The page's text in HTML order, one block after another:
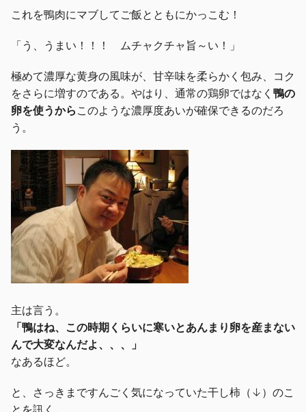
これを鴨肉にマブしてご飯とともにかっこむ！
「う、うまい！！！ ムチャクチャ旨～い！」
極めて濃厚な黄身の風味が、甘辛味を柔らかく包み、コク
をさらに増すのである。やはり、通常の鶏卵ではなく 鴨の
卵を使うから このような濃厚度あいが確保できるのだろ
う。
主は言う。
「鴨はね、この時期くらいに寒いとあんまり卵を産まない
んで大変なんだよ、、、」
なあるほど。
と、さっきまですんごく気になっていた干し柿（↓）のこ
とを訊く。